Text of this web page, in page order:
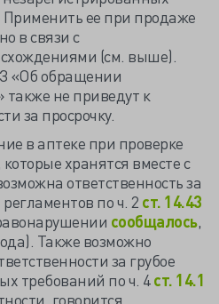
Применить ее при продаже
в связи с
(см. выше).
«Об обращении
также не приведут к
за просрочку.
в аптеке при проверке
хранятся вместе с
ответственность за
по ч. 2 ст. 14.43
сообщалось,
Также возможно
за грубое
требований по ч. 4ст. 14.1
говорится